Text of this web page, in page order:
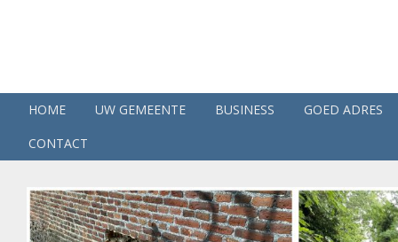
HOME UW GEMEENTE BUSINESS
GOED ADRES
CONTACT